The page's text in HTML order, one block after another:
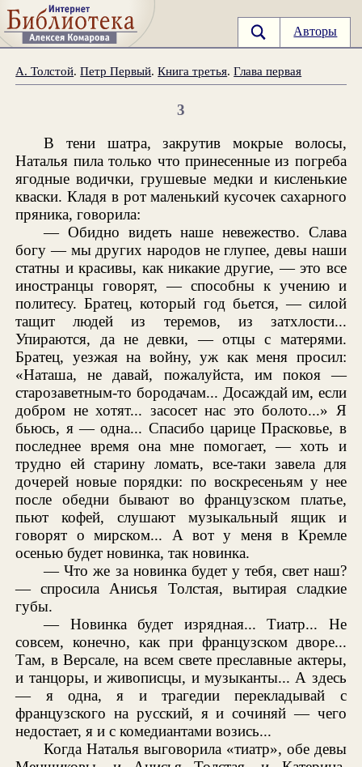
Авторы
А. Толстой.Петр Первый.Книга третья.Глава первая
3
В тени шатра, закрутив мокрые волосы,
Наталья пила только что принесенные из погреба
ягодные водички, грушевые медки и кисленькие
кваски. Кладя в рот маленький кусочек сахарного
пряника, говорила:
— Обидно видеть наше невежество. Слава
богу — мы других народов не глупее, девы наши
статны и красивы, как никакие другие, — это все
иностранцы говорят, — способны к учению и
политесу. Братец, который год бьется, — силой
тащит людей из теремов, из затхлости...
Упираются, да не девки, — отцы с матерями.
Братец, уезжая на войну, уж как меня просил:
«Наташа, не давай, пожалуйста, им покоя —
старозаветным-то бородачам... Досаждай им, если
добром не хотят... засосет нас это болото...» Я
бьюсь, я — одна... Спасибо царице Прасковье, в
последнее время она мне помогает, — хоть и
трудно ей старину ломать, все-таки завела для
дочерей новые порядки: по воскресеньям у нее
после обедни бывают во французском платье,
пьют кофей, слушают музыкальный ящик и
говорят о мирском... А вот у меня в Кремле
осенью будет новинка, так новинка.
— Что же за новинка будет у тебя, свет наш?
— спросила Анисья Толстая, вытирая сладкие
губы.
— Новинка будет изрядная... Тиатр... Не
совсем, конечно, как при французском дворе...
Там, в Версале, на всем свете преславные актеры,
и танцоры, и живописцы, и музыканты... А здесь
— я одна, я и трагедии перекладывай с
французского на русский, я и сочиняй — чего
недостает, я и с комедиантами возись...
Когда Наталья выговорила «тиатр», обе девы